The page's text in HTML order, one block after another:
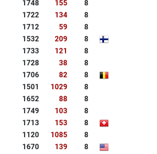
1748 155
8
1722 134
8
1712 59
8
1532 209
8
1733 121
8
1728 38
8
1706 82
8
1501 1029
8
1652 88
8
1749 103
8
1713 153
8
1120 1085
8
1670 139
8